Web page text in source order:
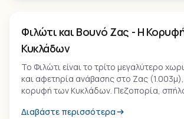
Οικισμός
Φιλώτι και Βουνό Ζας - Η
Κυκλάδων
Το Φιλώτι είναι το τρίτο μεγαλύτερο
και αφετηρία ανάβασης στο Ζας
κορυφή των Κυκλάδων. Πεζοπορία,
Διαβάστε περισσότερα